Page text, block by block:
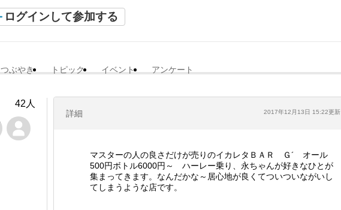
ログインして参加する
つぶやき トピック イベント アンケート
詳細 2017年12月13日 15:22更新
マスターの人の良さだけが売りのイカレタＢＡＲ Ｇ´ オール
500円ボトル6000円～ ハーレー乗り、永ちゃんが好きなひとが
集まってきます。なんだかな～居心地が良くてついついながいし
てしまうような店です。
42人